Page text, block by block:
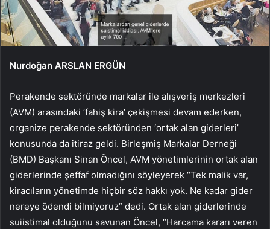
Nurdoğan ARSLAN ERGÜN
Perakende sektöründe markalar ile alışveriş merkezleri
(AVM) arasındaki ‘fahiş kira’ çekişmesi devam ederken,
organize perakende sektöründen ‘ortak alan giderleri’
konusunda da itiraz geldi. Birleşmiş Markalar Derneği
(BMD) Başkanı Sinan Öncel, AVM yönetimlerinin ortak alan
giderlerinde şeffaf olmadığını söyleyerek “Tek malik var,
kiracıların yönetimde hiçbir söz hakkı yok. Ne kadar gider
nereye ödendi bilmiyoruz” dedi. Ortak alan giderlerinde
suiistimal olduğunu savunan Öncel, “Harcama kararı veren